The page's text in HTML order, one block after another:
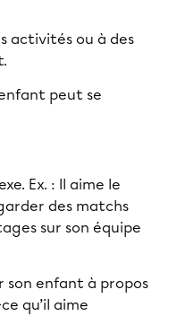
activités ou à des
peut se
Ex. : Il aime le
des matchs
sur son équipe
son enfant à propos
qu’il aime